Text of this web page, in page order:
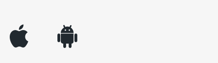
appleinc android